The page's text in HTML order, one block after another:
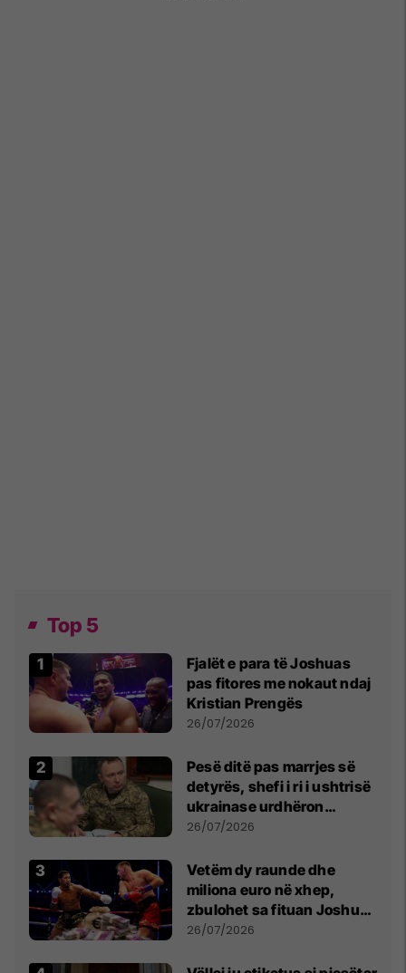
Top 5
Fjalët e para të Joshuas
pas fitores me nokaut ndaj
Kristian Prengës
26/07/2026
Pesë ditë pas marrjes së
detyrës, shefi i ri i ushtrisë
ukrainase urdhëron
kontroll të madh
26/07/2026
Vetëm dy raunde dhe
miliona euro në xhep,
zbulohet sa fituan Joshua
e Prenga
26/07/2026